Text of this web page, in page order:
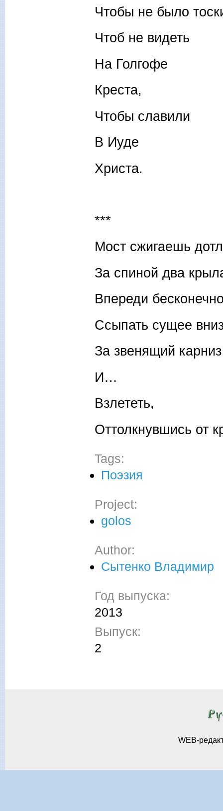
Чтобы не было
Чтоб не видеть
На Голгофе
Креста,
Чтобы славили
В Иуде
Христа.
***
Мост сжигаешь
За спиной два
Впереди
Ссыпать сущее
За звенящий карниз
И…
Взлететь,
Оттолкнувшись от
Tags:
Поэзия
Project:
golos
Author:
Сытенко Владимир
Год выпуска:
2013
Выпуск:
2
WEB-